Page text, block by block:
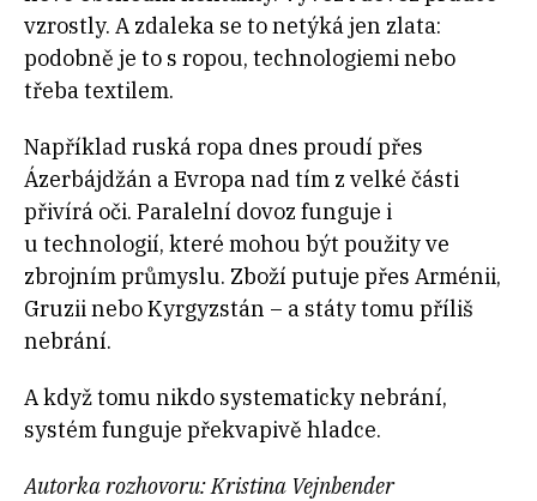
vzrostly. A zdaleka se to netýká jen zlata:
podobně je to s ropou, technologiemi nebo
třeba textilem.
Například ruská ropa dnes proudí přes
Ázerbájdžán a Evropa nad tím z velké části
přivírá oči. Paralelní dovoz funguje i
u technologií, které mohou být použity ve
zbrojním průmyslu. Zboží putuje přes Arménii,
Gruzii nebo Kyrgyzstán – a státy tomu příliš
nebrání.
A když tomu nikdo systematicky nebrání,
systém funguje překvapivě hladce.
Autorka rozhovoru: Kristina Vejnbender